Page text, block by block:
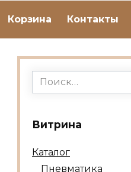
Корзина Контакты
Search
for:
Витрина
Каталог
Пневматика